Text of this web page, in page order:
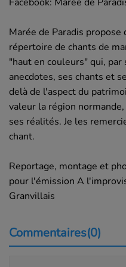
Marée de Paradis
répertoire de chants de
"haut en couleurs" qui,
anecdotes, ses chants et
delà de l'aspect du
valeur la région
ses réalités. Je les
chant.
Reportage, montage et
pour l'émission A
Granvillais
Commentaires(0)